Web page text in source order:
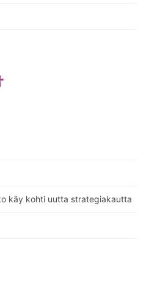
käy kohti uutta strategiakautta